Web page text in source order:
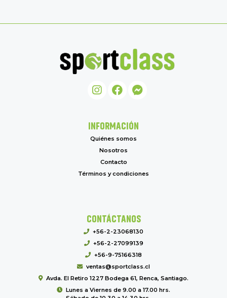
INFORMACIÓN
Quiénes somos
Nosotros
Contacto
Términos y condiciones
CONTÁCTANOS
+56-2-23068130
+56-2-27099139
+56-9-75166318
ventas@sportclass.cl
Avda. El Retiro 1227 Bodega 61, Renca, Santiago.
Lunes a Viernes de 9.00 a 17.00 hrs.